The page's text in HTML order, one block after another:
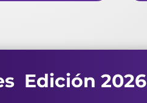
Edición 2026